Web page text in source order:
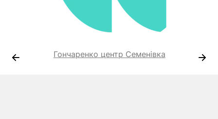
Гончаренко центр Семенівка